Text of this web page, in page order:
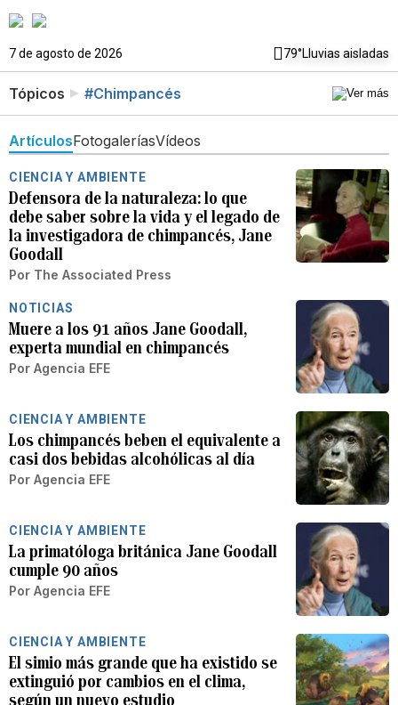
7 de agosto de 2026 79°Lluvias aisladas
Tópicos #Chimpancés
ArtículosFotogaleríasVídeos
CIENCIA Y AMBIENTE
Defensora de la naturaleza: lo que
debe saber sobre la vida y el legado de
la investigadora de chimpancés, Jane
Goodall
Por The Associated Press
NOTICIAS
Muere a los 91 años Jane Goodall,
experta mundial en chimpancés
Por Agencia EFE
CIENCIA Y AMBIENTE
Los chimpancés beben el equivalente a
casi dos bebidas alcohólicas al día
Por Agencia EFE
CIENCIA Y AMBIENTE
La primatóloga británica Jane Goodall
cumple 90 años
Por Agencia EFE
CIENCIA Y AMBIENTE
El simio más grande que ha existido se
extinguió por cambios en el clima,
según un nuevo estudio